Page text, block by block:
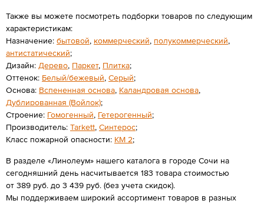
Также вы можете посмотреть подборки товаров по следующим
характеристикам:
Назначение: бытовой, коммерческий, полукоммерческий,
антистатический;
Дизайн: Дерево, Паркет, Плитка;
Оттенок: Белый/бежевый, Серый;
Основа: Вспененная основа, Каландровая основа,
Дублированная (Войлок);
Строение: Гомогенный, Гетерогенный;
Производитель: Tarkett, Cинтерос;
Класс пожарной опасности: КМ 2;
В разделе «Линолеум» нашего каталога в городе Сочи на
сегодняшний день насчитывается 183 товара стоимостью
от 389 руб. до 3 439 руб. (без учета скидок).
Мы поддерживаем широкий ассортимент товаров в разных